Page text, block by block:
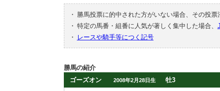
・
勝馬投票に的中された方がいない場合、その投
・ 特定の馬番・組番に人気が著しく集中した場合、
・
レースや騎手等につく記号
勝馬の紹介
ゴーズオン
2008年2月28日生 牡3